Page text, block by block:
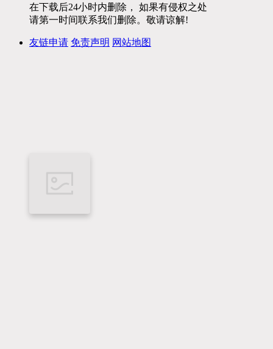
在下载后24小时内删除， 如果有侵权之处
请第一时间联系我们删除。敬请谅解!
友链申请 免责声明 网站地图